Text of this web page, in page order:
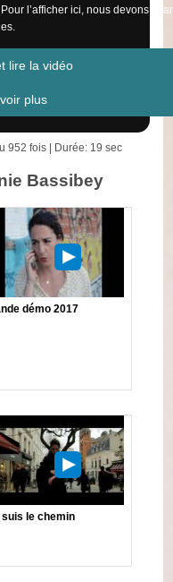
l’afficher ici, nous devons
lire la vidéo
plus
952 fois | Durée: 19 sec
Bassibey
démo 2017
le chemin